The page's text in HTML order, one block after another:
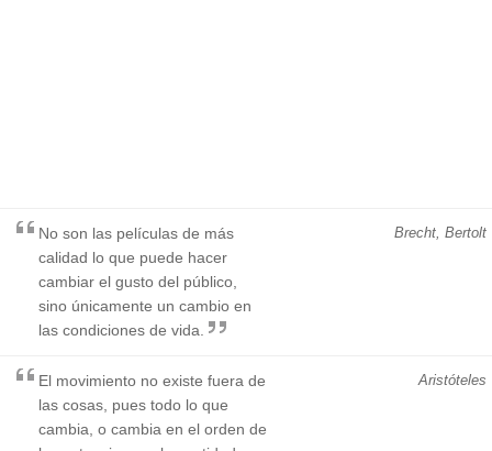
Brecht, Bertolt
No son las películas de más
calidad lo que puede hacer
cambiar el gusto del público,
sino únicamente un cambio en
las condiciones de vida.
Aristóteles
El movimiento no existe fuera de
las cosas, pues todo lo que
cambia, o cambia en el orden de